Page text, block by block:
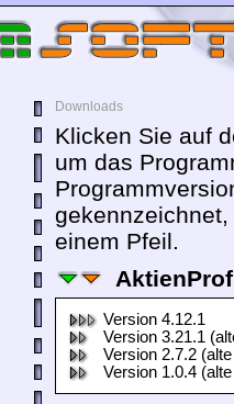
Downloads
Klicken Sie auf
um das
einem Pfeil.
Version 4.12.1
Version 3.21.1
Version 2.7.2
Version 1.0.4